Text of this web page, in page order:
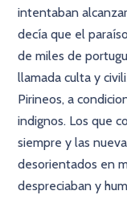
intentaban
decía que el
de miles de
llamada culta y
Pirineos, a
indignos. Los que
siempre y las
desorientados en
despreciaban y